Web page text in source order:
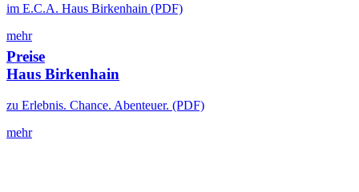
im E.C.A. Haus Birkenhain (PDF)
mehr
Preise
Haus Birkenhain
zu Erlebnis. Chance. Abenteuer. (PDF)
mehr